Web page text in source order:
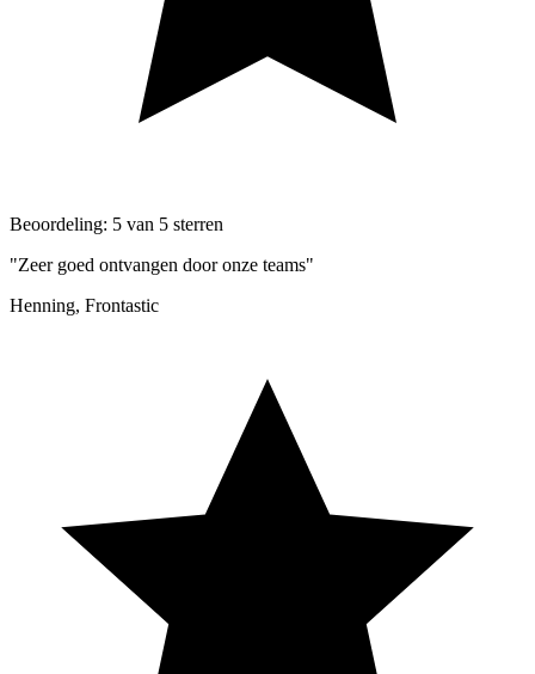
Beoordeling: 5 van 5 sterren
"Zeer goed ontvangen door onze teams"
Henning, Frontastic